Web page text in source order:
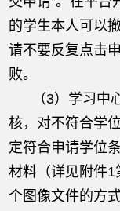
的学生本人可以
请不要反复点击
败。
（3）学习
核，对不符合学
定符合申请学位
材料（详见附件
个图像文件的方